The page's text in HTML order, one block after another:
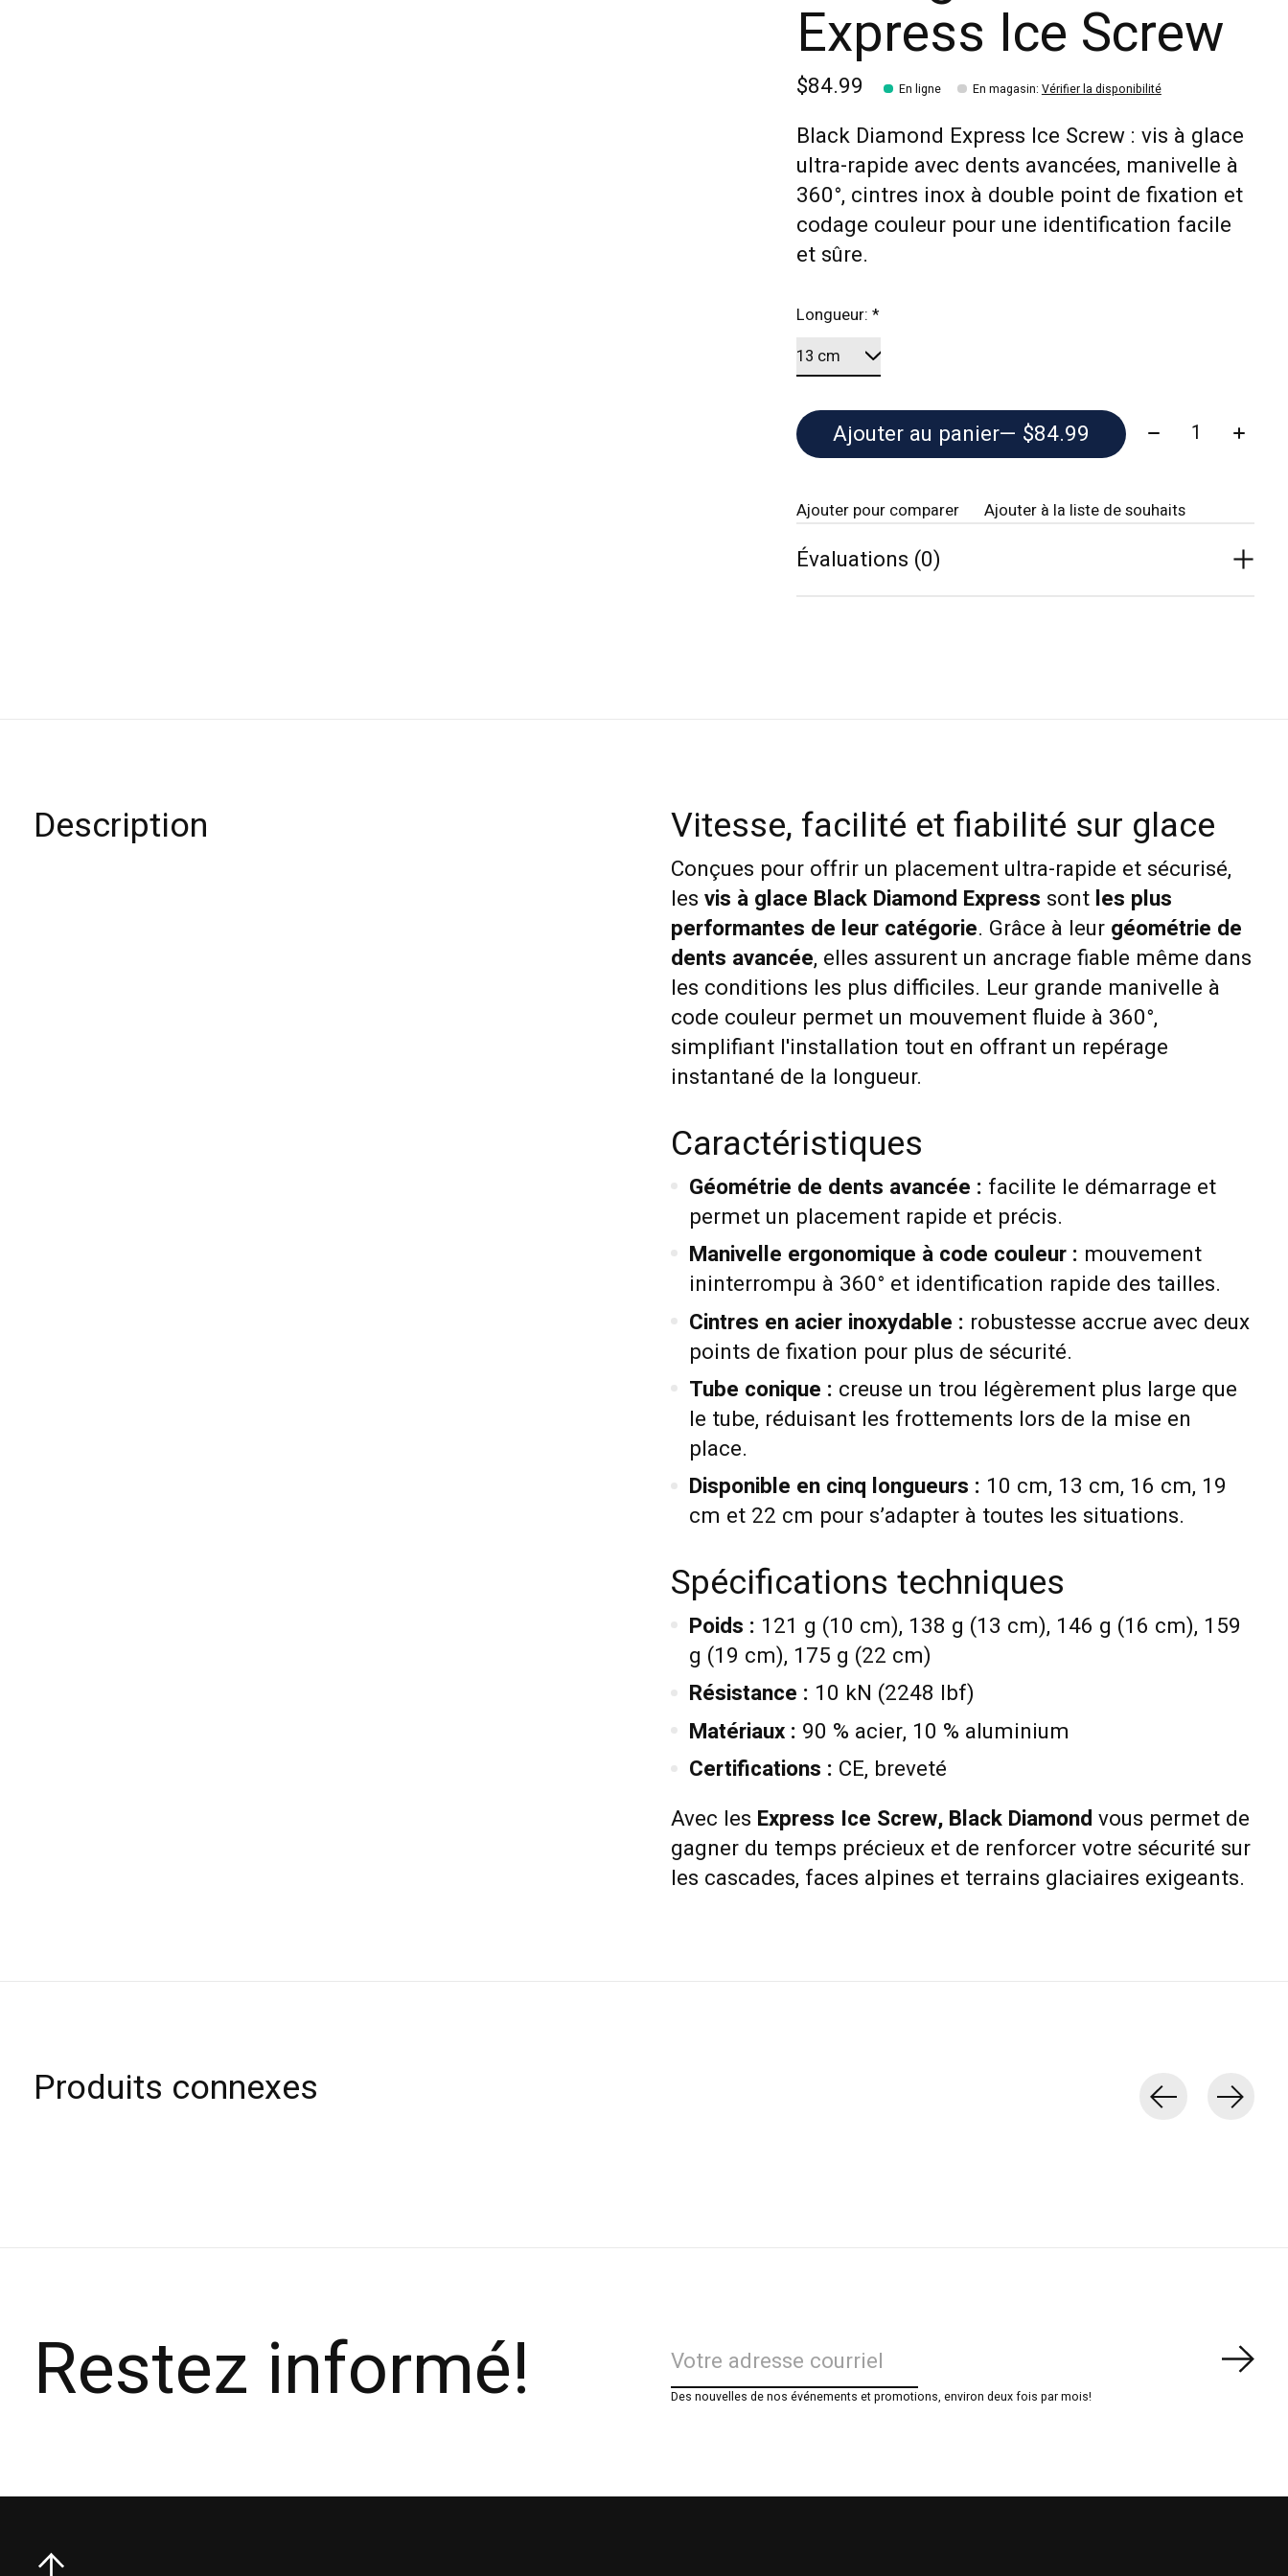
Express Ice Screw
$84.99 En ligne En magasin: Vérifier la disponibilité
Black Diamond Express Ice Screw : vis à glace
ultra-rapide avec dents avancées, manivelle à
360°, cintres inox à double point de fixation et
codage couleur pour une identification facile
et sûre.
Longueur:*
Ajouter au panier — $84.99 Quantité:
Ajouter pour comparer Ajouter à la liste de souhaits
Évaluations (0)
Description Vitesse, facilité et fiabilité sur glace
Conçues pour offrir un placement ultra-rapide et sécurisé,
les vis à glace Black Diamond Express sont les plus
performantes de leur catégorie. Grâce à leur géométrie de
dents avancée, elles assurent un ancrage fiable même dans
les conditions les plus difficiles. Leur grande manivelle à
code couleur permet un mouvement fluide à 360°,
simplifiant l'installation tout en offrant un repérage
instantané de la longueur.
Caractéristiques
Géométrie de dents avancée : facilite le démarrage et
permet un placement rapide et précis.
Manivelle ergonomique à code couleur : mouvement
ininterrompu à 360° et identification rapide des tailles.
Cintres en acier inoxydable : robustesse accrue avec deux
points de fixation pour plus de sécurité.
Tube conique : creuse un trou légèrement plus large que
le tube, réduisant les frottements lors de la mise en
place.
Disponible en cinq longueurs : 10 cm, 13 cm, 16 cm, 19
cm et 22 cm pour s’adapter à toutes les situations.
Spécifications techniques
Poids : 121 g (10 cm), 138 g (13 cm), 146 g (16 cm), 159
g (19 cm), 175 g (22 cm)
Résistance : 10 kN (2248 lbf)
Matériaux : 90 % acier, 10 % aluminium
Certifications : CE, breveté
Avec les Express Ice Screw, Black Diamond vous permet de
gagner du temps précieux et de renforcer votre sécurité sur
les cascades, faces alpines et terrains glaciaires exigeants.
Produits connexes
Restez informé! Des nouvelles de nos événements et promotions, environ deux fois par mois!